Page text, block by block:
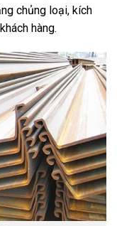
chủng loại, kích
hàng.